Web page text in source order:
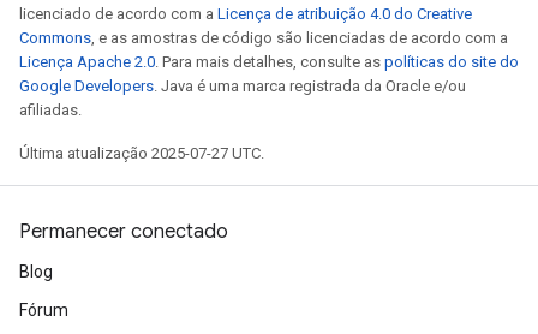
licenciado de acordo com a Licença de atribuição 4.0 do Creative
Commons, e as amostras de código são licenciadas de acordo com a
Licença Apache 2.0. Para mais detalhes, consulte as políticas do site do
Google Developers. Java é uma marca registrada da Oracle e/ou
afiliadas.
Última atualização 2025-07-27 UTC.
Permanecer conectado
Blog
Fórum